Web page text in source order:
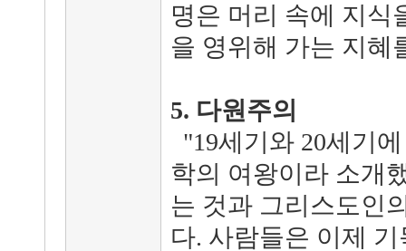
명은 머리 속에 지식
을 영위해 가는 지혜
5. 다원주의
"19세기와 20세기
학의 여왕이라 소개
는 것과 그리스도인
다. 사람들은 이제